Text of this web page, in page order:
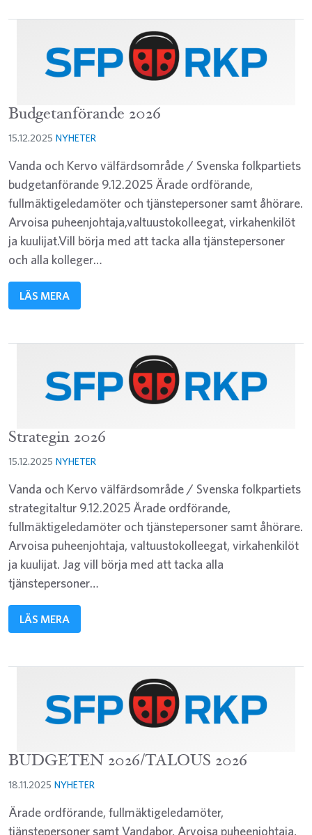
Budgetanförande 2026
15.12.2025 NYHETER
Vanda och Kervo välfärdsområde / Svenska folkpartiets
budgetanförande 9.12.2025 Ärade ordförande,
fullmäktigeledamöter och tjänstepersoner samt åhörare.
Arvoisa puheenjohtaja,valtuustokolleegat, virkahenkilöt
ja kuulijat.Vill börja med att tacka alla tjänstepersoner
och alla kolleger…
LÄS MERA
Strategin 2026
15.12.2025 NYHETER
Vanda och Kervo välfärdsområde / Svenska folkpartiets
strategitaltur 9.12.2025 Ärade ordförande,
fullmäktigeledamöter och tjänstepersoner samt åhörare.
Arvoisa puheenjohtaja, valtuustokolleegat, virkahenkilöt
ja kuulijat. Jag vill börja med att tacka alla
tjänstepersoner…
LÄS MERA
BUDGETEN 2026/TALOUS 2026
18.11.2025 NYHETER
Ärade ordförande, fullmäktigeledamöter,
tjänstepersoner samt Vandabor, Arvoisa puheenjohtaja,